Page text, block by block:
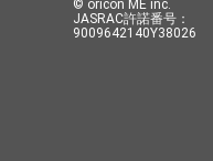
© oricon ME inc.
JASRAC許諾番号：
9009642140Y38026